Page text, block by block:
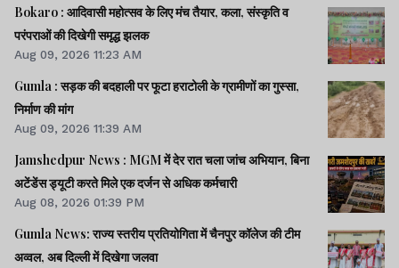
Bokaro : आदिवासी महोत्सव के लिए मंच तैयार, कला, संस्कृति व
परंपराओं की दिखेगी समृद्ध झलक
Aug 09, 2026 11:23 AM
Gumla : सड़क की बदहाली पर फूटा हराटोली के ग्रामीणों का गुस्सा,
निर्माण की मांग
Aug 09, 2026 11:39 AM
Jamshedpur News : MGM में देर रात चला जांच अभियान, बिना
अटेंडेंस ड्यूटी करते मिले एक दर्जन से अधिक कर्मचारी
Aug 08, 2026 01:39 PM
Gumla News: राज्य स्तरीय प्रतियोगिता में चैनपुर कॉलेज की टीम
अव्वल, अब दिल्ली में दिखेगा जलवा